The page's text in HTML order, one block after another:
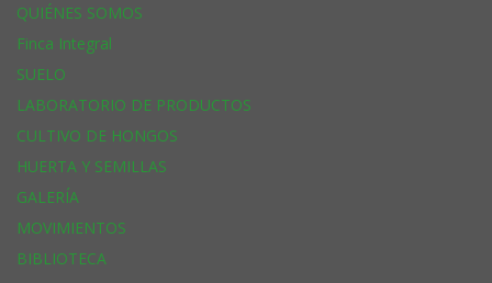
QUIÉNES SOMOS
Finca Integral
SUELO
LABORATORIO DE PRODUCTOS
CULTIVO DE HONGOS
HUERTA Y SEMILLAS
GALERÍA
MOVIMIENTOS
BIBLIOTECA